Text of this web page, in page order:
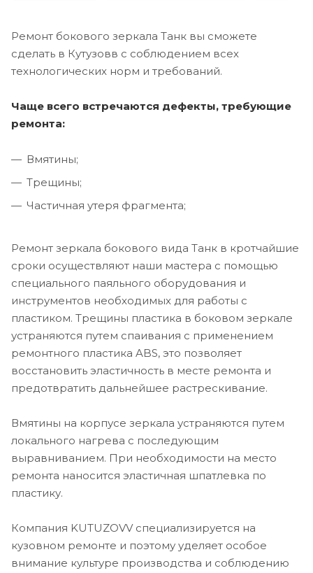
Ремонт бокового зеркала Танк вы сможете
сделать в Кутузовв с соблюдением всех
технологических норм и требований.
Чаще всего встречаются дефекты, требующие
ремонта:
Вмятины;
Трещины;
Частичная утеря фрагмента;
Ремонт зеркала бокового вида Танк в кротчайшие
сроки осуществляют наши мастера с помощью
специального паяльного оборудования и
инструментов необходимых для работы с
пластиком. Трещины пластика в боковом зеркале
устраняются путем спаивания с применением
ремонтного пластика ABS, это позволяет
восстановить эластичность в месте ремонта и
предотвратить дальнейшее растрескивание.
Вмятины на корпусе зеркала устраняются путем
локального нагрева с последующим
выравниванием. При необходимости на место
ремонта наносится эластичная шпатлевка по
пластику.
Компания KUTUZOVV специализируется на
кузовном ремонте и поэтому уделяет особое
внимание культуре производства и соблюдению